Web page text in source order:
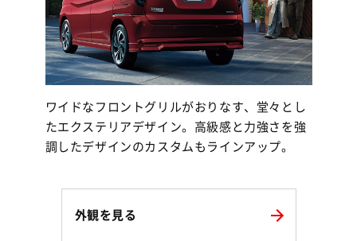
ワイドなフロントグリルがおりなす、堂々とし
たエクステリアデザイン。高級感と力強さを強
調したデザインのカスタムもラインアップ。
外観を見る